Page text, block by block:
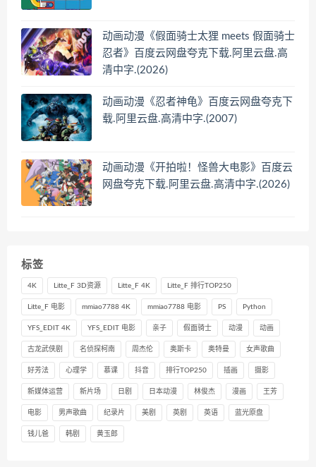
动画动漫《假面骑士太狸 meets 假面骑士
忍者》百度云网盘夸克下载.阿里云盘.高
清中字.(2026)
动画动漫《忍者神龟》百度云网盘夸克下
载.阿里云盘.高清中字.(2007)
动画动漫《开拍啦！怪兽大电影》百度云
网盘夸克下载.阿里云盘.高清中字.(2026)
标签
4K Litte_F 3D资源 Litte_F 4K Litte_F 排行TOP250
Litte_F 电影 mmiao7788 4K mmiao7788 电影 PS Python
YFS_EDIT 4K YFS_EDIT 电影 亲子 假面骑士 动漫 动画
古龙武侠剧 名侦探柯南 周杰伦 奥斯卡 奥特曼 女声歌曲
好芳法 心理学 慕课 抖音 排行TOP250 插画 摄影
新媒体运营 新片场 日剧 日本动漫 林俊杰 漫画 王芳
电影 男声歌曲 纪录片 美剧 英剧 英语 蓝光原盘
钱儿爸 韩剧 黄玉郎